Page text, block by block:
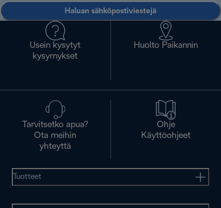
Haluan sähköpostiviestejä
Usein kysytyt
kysymykset
Huolto Paikannin
Tarvitsetko apua?
Ota meihin
yhteyttä
Ohje
Käyttöohjeet
Tuotteet